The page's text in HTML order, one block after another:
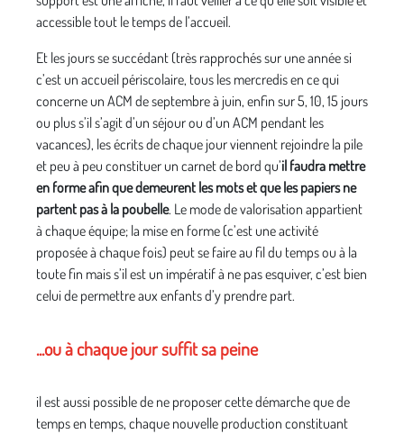
accessible tout le temps de l’accueil.
Et les jours se succédant (très rapprochés sur une année si
c’est un accueil périscolaire, tous les mercredis en ce qui
concerne un ACM de septembre à juin, enfin sur 5, 10, 15 jours
ou plus s’il s’agit d’un séjour ou d’un ACM pendant les
vacances), les écrits de chaque jour viennent rejoindre la pile
et peu à peu constituer un carnet de bord qu’il faudra mettre
en forme afin que demeurent les mots et que les papiers ne
partent pas à la poubelle. Le mode de valorisation appartient
à chaque équipe; la mise en forme (c’est une activité
proposée à chaque fois) peut se faire au fil du temps ou à la
toute fin mais s’il est un impératif à ne pas esquiver, c’est bien
celui de permettre aux enfants d’y prendre part.
...ou à chaque jour suffit sa peine
il est aussi possible de ne proposer cette démarche que de
temps en temps, chaque nouvelle production constituant